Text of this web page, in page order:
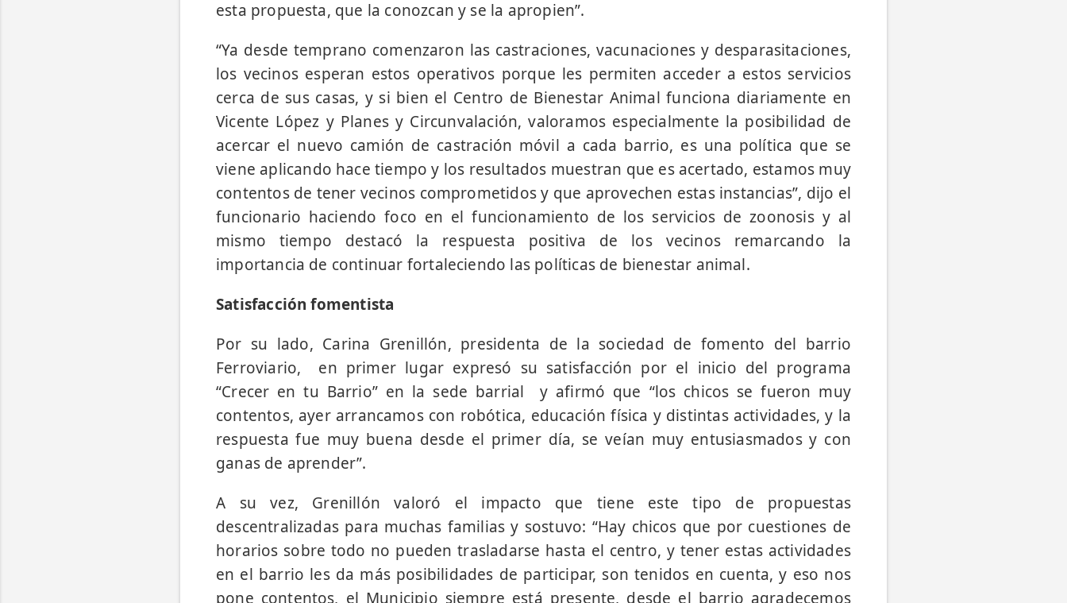
esta propuesta, que la conozcan y se la apropien”.
“Ya desde temprano comenzaron las castraciones, vacunaciones y desparasitaciones,
los vecinos esperan estos operativos porque les permiten acceder a estos servicios
cerca de sus casas, y si bien el Centro de Bienestar Animal funciona diariamente en
Vicente López y Planes y Circunvalación, valoramos especialmente la posibilidad de
acercar el nuevo camión de castración móvil a cada barrio, es una política que se
viene aplicando hace tiempo y los resultados muestran que es acertado, estamos muy
contentos de tener vecinos comprometidos y que aprovechen estas instancias”, dijo el
funcionario haciendo foco en el funcionamiento de los servicios de zoonosis y al
mismo tiempo destacó la respuesta positiva de los vecinos remarcando la
importancia de continuar fortaleciendo las políticas de bienestar animal.
Satisfacción fomentista
Por su lado, Carina Grenillón, presidenta de la sociedad de fomento del barrio
Ferroviario, en primer lugar expresó su satisfacción por el inicio del programa
“Crecer en tu Barrio” en la sede barrial y afirmó que “los chicos se fueron muy
contentos, ayer arrancamos con robótica, educación física y distintas actividades, y la
respuesta fue muy buena desde el primer día, se veían muy entusiasmados y con
ganas de aprender”.
A su vez, Grenillón valoró el impacto que tiene este tipo de propuestas
descentralizadas para muchas familias y sostuvo: “Hay chicos que por cuestiones de
horarios sobre todo no pueden trasladarse hasta el centro, y tener estas actividades
en el barrio les da más posibilidades de participar, son tenidos en cuenta, y eso nos
pone contentos, el Municipio siempre está presente, desde el barrio agradecemos